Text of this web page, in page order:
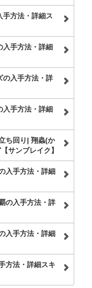
手方法・詳細ス
入手方法・詳細
の入手方法・詳
入手方法・詳細
ち回り| 翔蟲(か
サンブレイク】
入手方法・詳細
の入手方法・詳
入手方法・詳細
方法・詳細スキ